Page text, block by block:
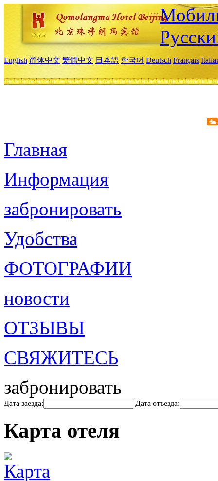
English 简体中文 繁體中文 日本語 한국어 Deutsch Français
Главная
Информация
забронировать
Удобства
ФОТОГРАФИИ
новости
ОТЗЫВЫ
СВЯЖИТЕСЬ
забронировать
Дата заезда: Дата отъезда:
Карта отеля